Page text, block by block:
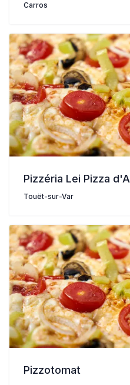
Carros
Pizzéria Lei Pizza
Touët-sur-Var
Pizzotomat